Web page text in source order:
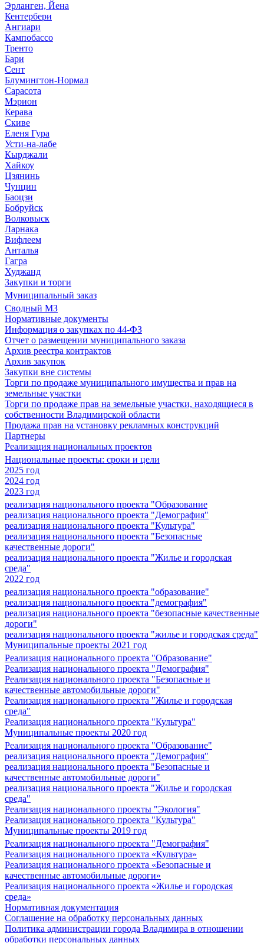
Эрланген, Йена
Кентербери
Ангиари
Кампобассо
Тренто
Бари
Сент
Блумингтон-Нормал
Сарасота
Мэрион
Керава
Скиве
Еленя Гура
Усти-на-лабе
Кырджали
Хайкоу
Цзянинь
Чунцин
Баоцзи
Бобруйск
Волковыск
Ларнака
Вифлеем
Анталья
Гагра
Худжанд
Закупки и торги
Муниципальный заказ
Сводный МЗ
Нормативные документы
Информация о закупках по 44-ФЗ
Отчет о размещении муниципального заказа
Архив реестра контрактов
Архив закупок
Закупки вне системы
Торги по продаже муниципального имущества и прав на
земельные участки
Торги по продаже прав на земельные участки, находящиеся в
собственности Владимирской области
Продажа прав на установку рекламных конструкций
Партнеры
Реализация национальных проектов
Национальные проекты: сроки и цели
2025 год
2024 год
2023 год
реализация национального проекта "Образование
реализация национального проекта "Демография"
реализация национального проекта "Культура"
реализация национального проекта "Безопасные
качественные дороги"
реализация национального проекта "Жилье и городская
среда"
2022 год
реализация национального проекта "образование"
реализация национального проекта "демография"
реализация национального проекта "безопасные качественные
дороги"
реализация национального проекта "жилье и городская среда"
Муниципальные проекты 2021 год
Реализация национального проекта "Образование"
Реализация национального проекта "Демография"
Реализация национального проекта "Безопасные и
качественные автомобильные дороги"
Реализация национального проекта "Жилье и городская
среда"
Реализация национального проекта "Культура"
Муниципальные проекты 2020 год
Реализация национального проекта "Образование"
реализация национального проекта "Демография"
реализация национального проекта "Безопасные и
качественные автомобильные дороги"
реализация национального проекта "Жилье и городская
среда"
Реализация национального проекты "Экология"
Реализация национального проекта "Культура"
Муниципальные проекты 2019 год
Реализация национального проекта "Демография"
Реализация национального проекта «Культура»
Реализация национального проекта «Безопасные и
качественные автомобильные дороги»
Реализация национального проекта «Жилье и городская
среда»
Нормативная документация
Соглашение на обработку персональных данных
Политика администрации города Владимира в отношении
обработки персональных данных